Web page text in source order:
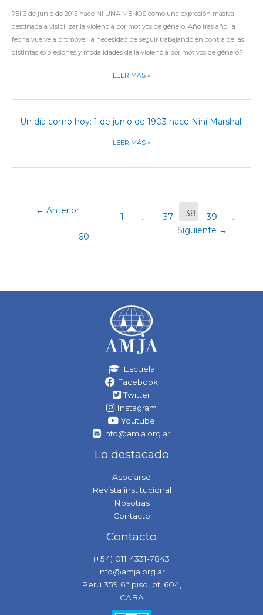
?El 3 de junio de 2015 nace NI UNA MENOS como una expresión masiva
destinada a visibilizar la violencia por motivos de género. Año tras año, la
fecha vuelve a promover la necesidad de seguir trabajando en contra de las
distintas expresiones y modalidades de la violencia por motivos de género.?
NI
MENOS
LEER MÁS »
Un día como hoy: 1 de junio de 1903 nace Niní Marshall
UN
DE
LEER MÁS »
← Anterior
1 … 37 38 39
…
60
Siguiente →
Escuela
Facebook
Twitter
Instagram
Youtube
info@amja.org.ar
Lo destacado
Asociarse
Revista institucional
Nosotras
Contacto
Contacto
(+54) 011 4331-7843
info@amja.org.ar
Perú 359 6° piso, of. 604,
CABA